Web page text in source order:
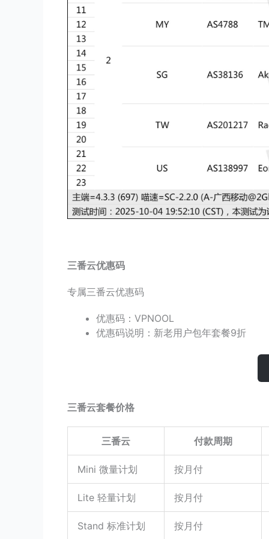
三番云优惠码
专属三番云优惠码
优惠码：VPNOOL
优惠码说明：新老用户包年套餐9折
三番云套餐价格
三番云 付款周期
Mini 微量计划 按月付
Lite 轻量计划 按月付
Stand 标准计划 按月付